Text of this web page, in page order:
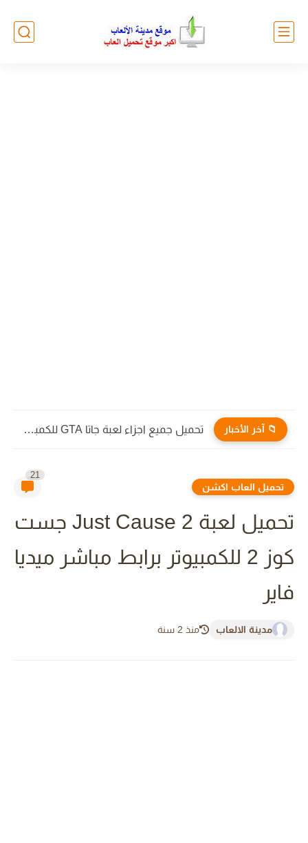
📁 آخر الأخبار تحميل جميع اجزاء لعبة جاتا GTA للكمبيوتر والاندرويد برابط مباشر...
تحميل العاب اكشن
21
تحميل لعبة Just Cause 2 جست
كوز 2 للكمبيوتر برابط مباشر ميديا
فاير
مدينة الالعاب منذ 2 سنة